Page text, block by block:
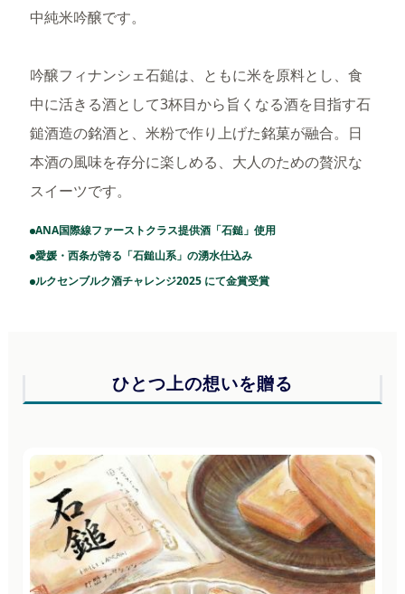
中純米吟醸です。
吟醸フィナンシェ石鎚は、ともに米を原料とし、食
中に活きる酒として3杯目から旨くなる酒を目指す石
鎚酒造の銘酒と、米粉で作り上げた銘菓が融合。日
本酒の風味を存分に楽しめる、大人のための贅沢な
スイーツです。
ANA国際線ファーストクラス提供酒「石鎚」使用
愛媛・西条が誇る「石鎚山系」の湧水仕込み
ルクセンブルク酒チャレンジ2025 にて金賞受賞
ひとつ上の想いを贈る